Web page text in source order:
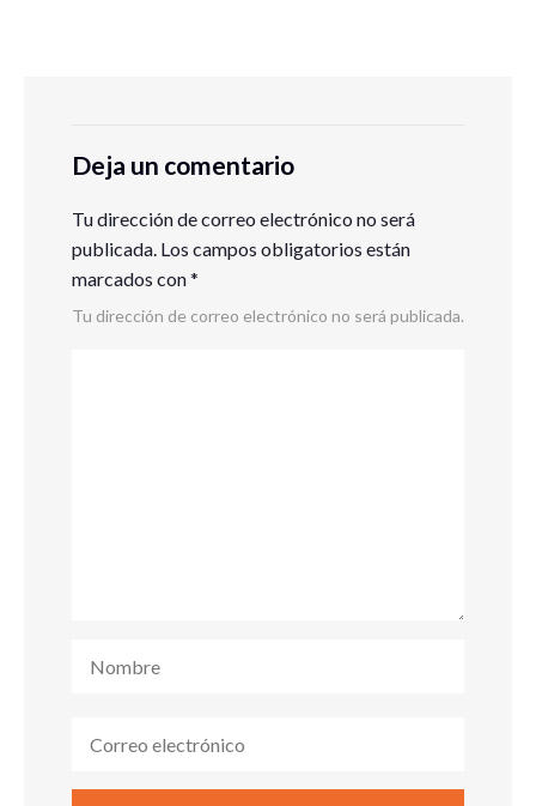
Deja un comentario
Tu dirección de correo electrónico no será
publicada. Los campos obligatorios están
marcados con*
Tu dirección de correo electrónico no será publicada.